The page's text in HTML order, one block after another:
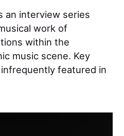
an interview series
work of
within the
music scene. Key
featured in